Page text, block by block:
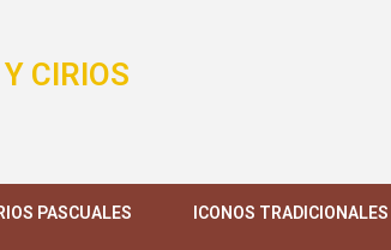
CIRIOS
PASCUALES ICONOS TRADICIONALES